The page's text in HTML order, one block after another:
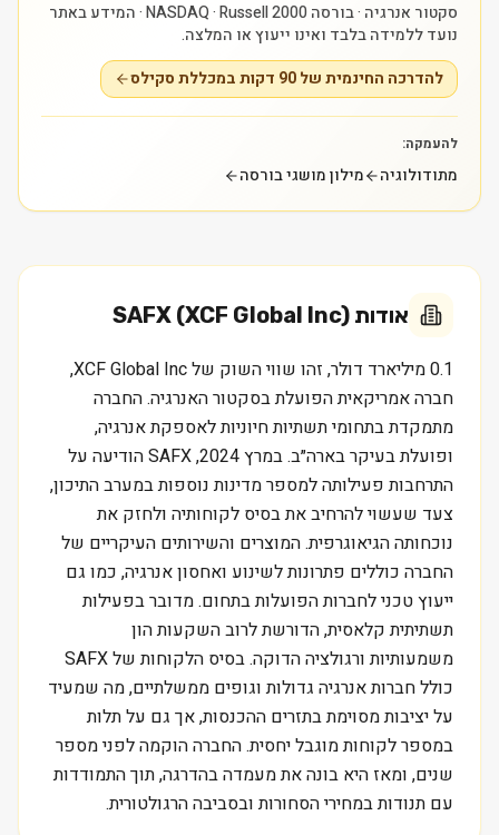
סקטור אנרגיה · בורסה NASDAQ · Russell 2000 · המידע באתר
נועד ללמידה בלבד ואינו ייעוץ או המלצה.
להדרכה החינמית של 90 דקות במכללת סקילס
להעמקה:
מתודולוגיה מילון מושגי בורסה
אודות SAFX (XCF Global Inc)
0.1 מיליארד דולר, זהו שווי השוק של XCF Global Inc,
חברה אמריקאית הפועלת בסקטור האנרגיה. החברה
מתמקדת בתחומי תשתיות חיוניות לאספקת אנרגיה,
ופועלת בעיקר בארה״ב. במרץ 2024, SAFX הודיעה על
התרחבות פעילותה למספר מדינות נוספות במערב התיכון,
צעד שעשוי להרחיב את בסיס לקוחותיה ולחזק את
נוכחותה הגיאוגרפית. המוצרים והשירותים העיקריים של
החברה כוללים פתרונות לשינוע ואחסון אנרגיה, כמו גם
ייעוץ טכני לחברות הפועלות בתחום. מדובר בפעילות
תשתיתית קלאסית, הדורשת לרוב השקעות הון
משמעותיות ורגולציה הדוקה. בסיס הלקוחות של SAFX
כולל חברות אנרגיה גדולות וגופים ממשלתיים, מה שמעיד
על יציבות מסוימת בתזרים ההכנסות, אך גם על תלות
במספר לקוחות מוגבל יחסית. החברה הוקמה לפני מספר
שנים, ומאז היא בונה את מעמדה בהדרגה, תוך התמודדות
עם תנודות במחירי הסחורות ובסביבה הרגולטורית.